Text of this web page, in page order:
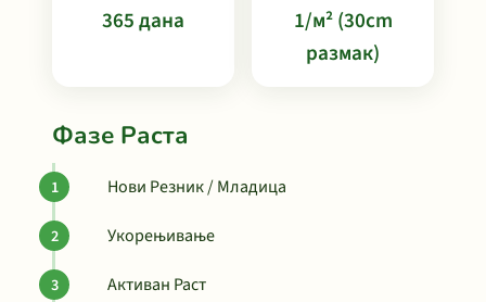
365 дана
1/м² (30cm
размак)
Фазе Раста
Нови Резник / Младица
Укорењивање
Активан Раст